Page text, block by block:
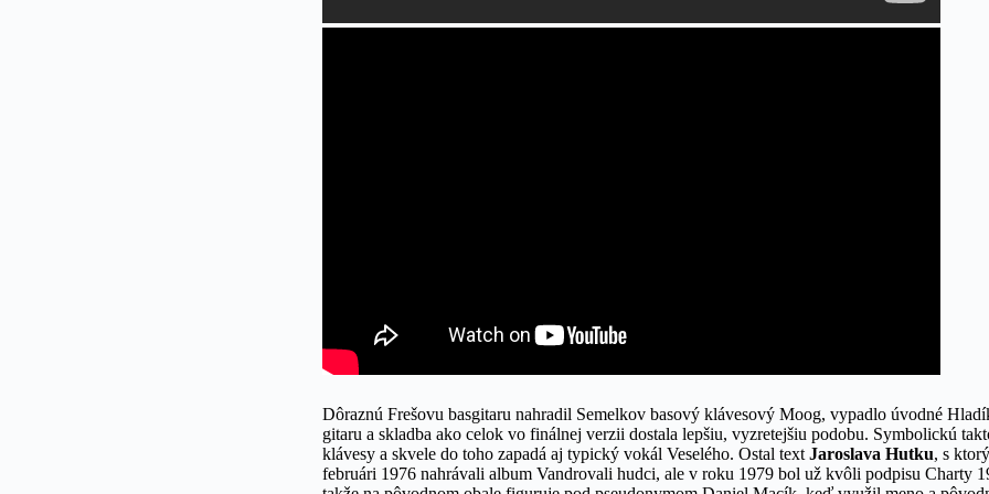
Dôraznú Frešovu basgitaru nahradil Semelkov basový klávesový Moog, vypadlo úvodné
gitaru a skladba ako celok vo finálnej verzii dostala lepšiu, vyzretejšiu podobu. Symbolickú
klávesy a skvele do toho zapadá aj typický vokál Veselého. Ostal text Jaroslava Hutku, s
februári 1976 nahrávali album Vandrovali hudci, ale v roku 1979 bol už kvôli podpisu Charty